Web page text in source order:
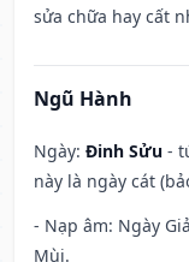
sửa chữa hay cất
Ngũ Hành
Ngày: Đinh Sửu -
này là ngày cát
- Nạp âm: Ngày
Mùi.